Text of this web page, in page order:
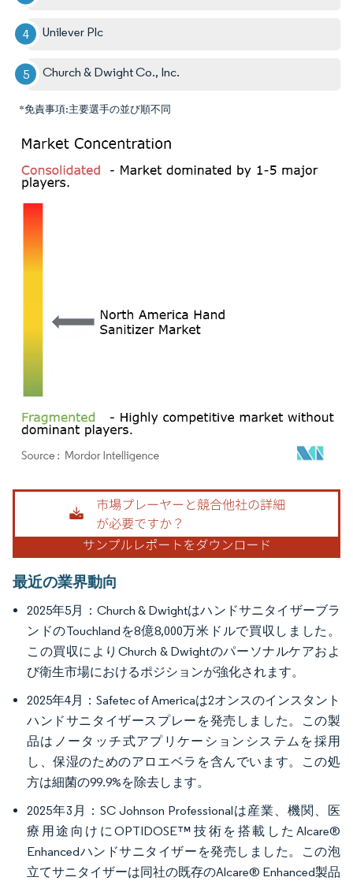
Unilever Plc
Church & Dwight Co., Inc.
*免責事項:主要選手の並び順不同
画像 © Mordor Intelligence。再利用にはCC BY 4.0の表示が必要です。
最近の業界動向
2025年5月：Church & Dwightはハンドサニタイザーブラ
ンドのTouchlandを8億8,000万米ドルで買収しました。
この買収によりChurch & Dwightのパーソナルケアおよ
び衛生市場におけるポジションが強化されます。
2025年4月：Safetec of Americaは2オンスのインスタント
ハンドサニタイザースプレーを発売しました。この製
品はノータッチ式アプリケーションシステムを採用
し、保湿のためのアロエベラを含んでいます。この処
方は細菌の99.9%を除去します。
2025年3月：SC Johnson Professionalは産業、機関、医
療用途向けにOPTIDOSE™技術を搭載したAlcare®
Enhancedハンドサニタイザーを発売しました。この泡
立てサニタイザーは同社の既存のAlcare® Enhanced製品